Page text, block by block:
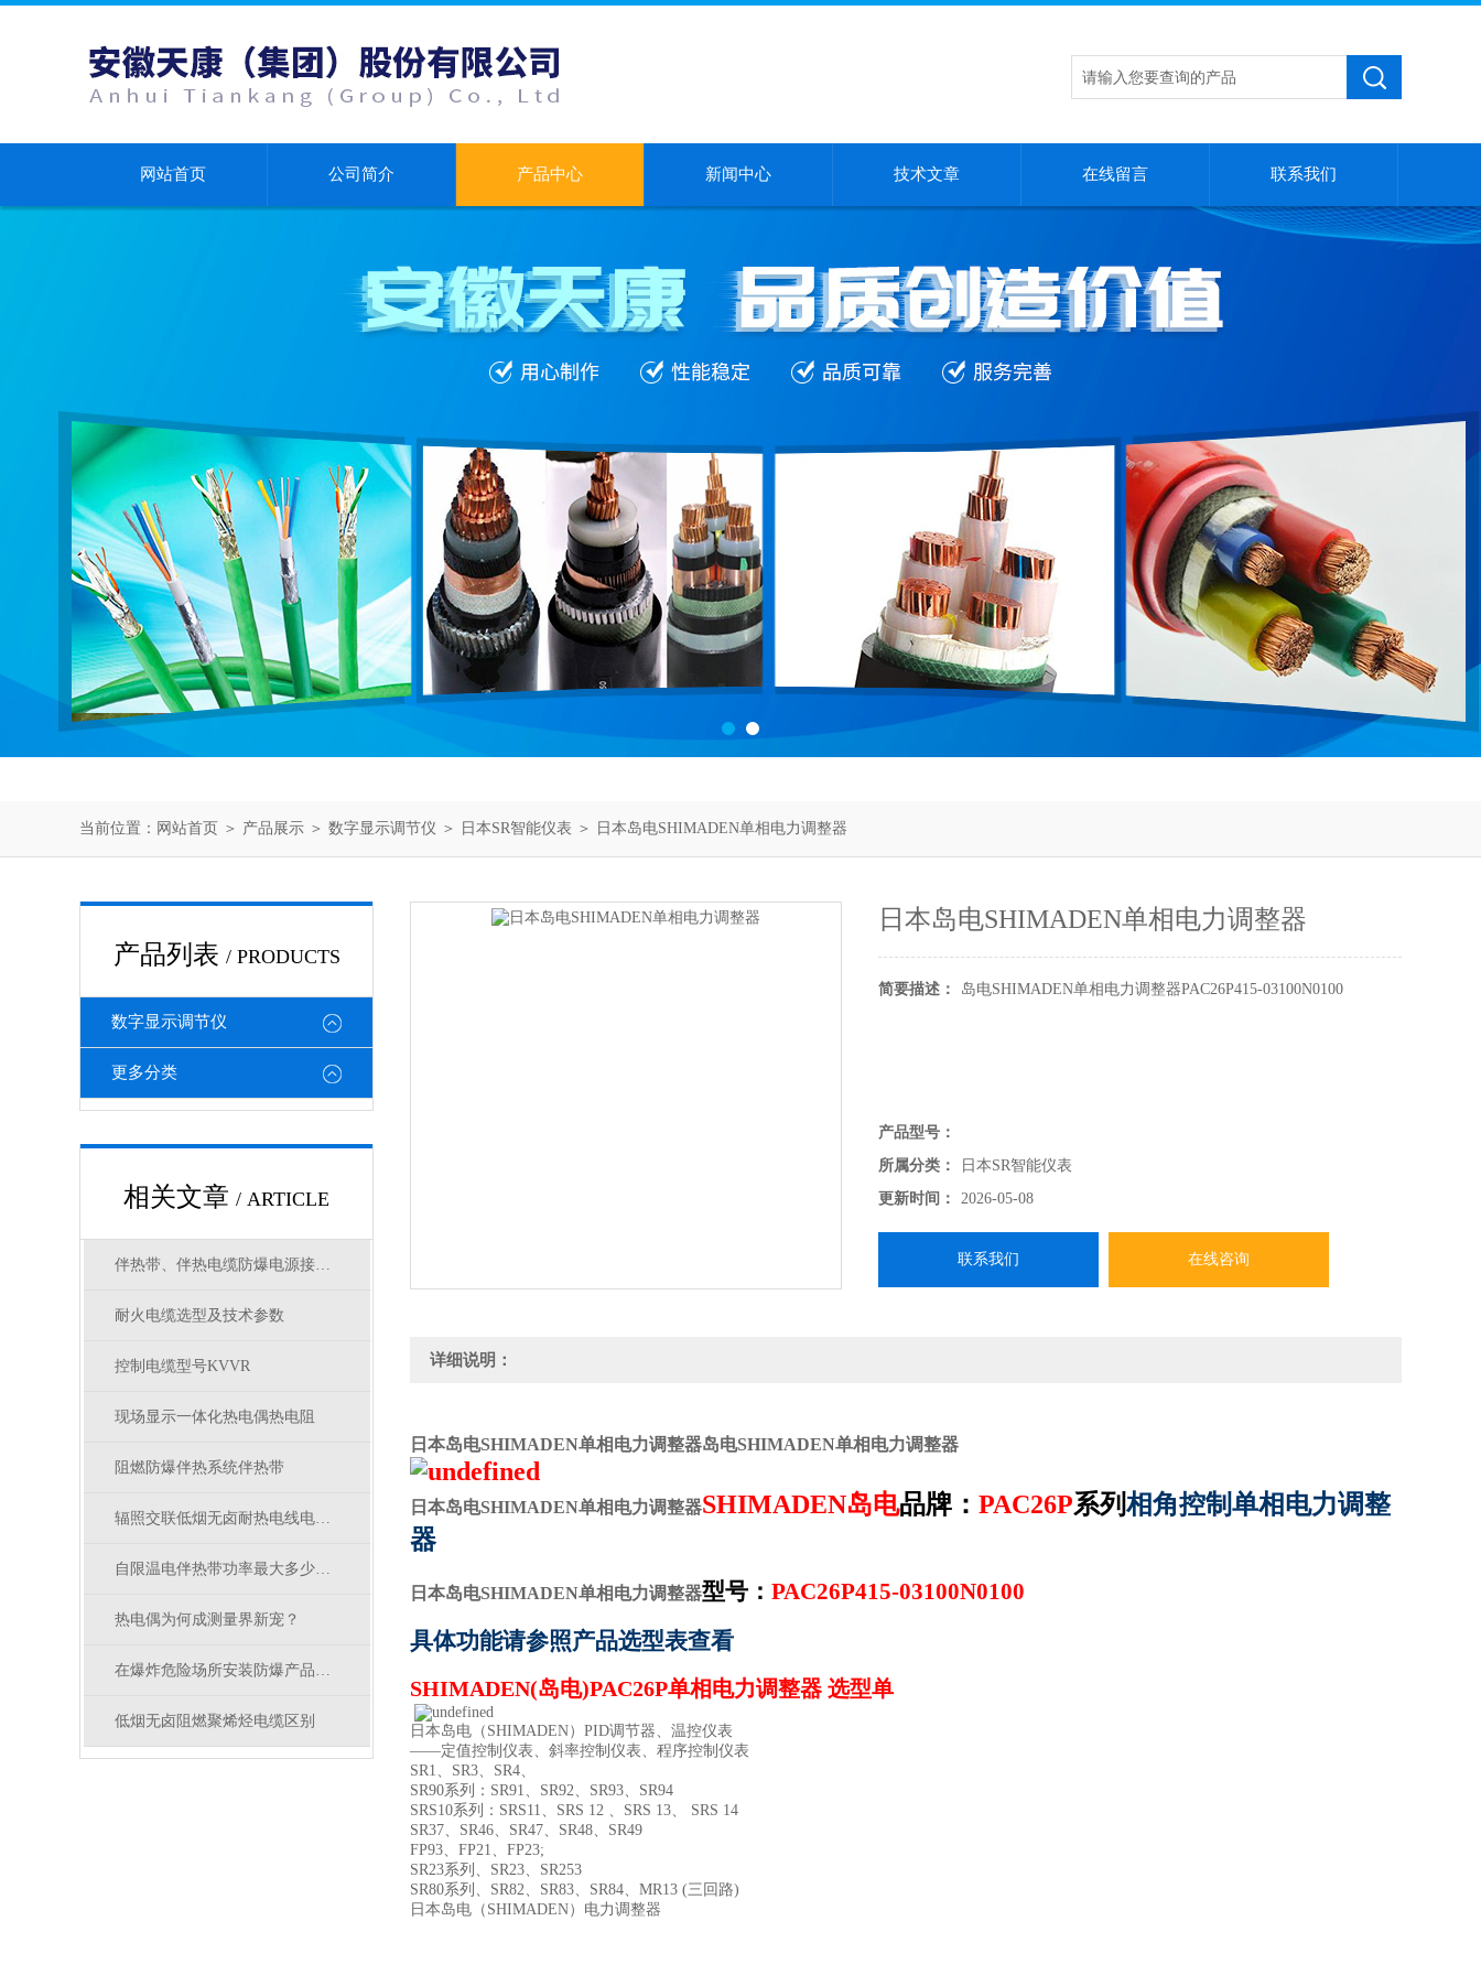
网站首页 公司简介 产品中心 新闻中心 技术文章 在线留言 联系我们
当前位置： 网站首页 ＞ 产品展示 ＞ 数字显示调节仪 ＞ 日本SR智能仪表 ＞ 日本岛电SHIMADEN单相电力调整器
产品列表 / PRODUCTS
数字显示调节仪
更多分类
相关文章 / ARTICLE
伴热带、伴热电缆防爆电源接线盒选型
耐火电缆选型及技术参数
控制电缆型号KVVR
现场显示一体化热电偶热电阻
阻燃防爆伴热系统伴热带
辐照交联低烟无卤耐热电线电缆的综合性能
自限温电伴热带功率最大多少瓦？
热电偶为何成测量界新宠？
在爆炸危险场所安装防爆产品时有哪些要求？
低烟无卤阻燃聚烯烃电缆区别
日本岛电SHIMADEN单相电力调整器
简要描述： 岛电SHIMADEN单相电力调整器PAC26P415-03100N0100
产品型号：
所属分类：
日本SR智能仪表
更新时间：
2026-05-08
联系我们 在线咨询
详细说明：
日本岛电SHIMADEN单相电力调整器岛电SHIMADEN单相电力调整器
日本岛电SHIMADEN单相电力调整器SHIMADEN岛电品牌： PAC26P系列相角控制单相电力调整
器
日本岛电SHIMADEN单相电力调整器型号： PAC26P415-03100N0100
具体功能请参照产品选型表查看
SHIMADEN(岛电)PAC26P单相电力调整器 选型单
日本岛电（SHIMADEN）PID调节器、温控仪表
——定值控制仪表、斜率控制仪表、程序控制仪表
SR1、SR3、SR4、
SR90系列：SR91、SR92、SR93、SR94
SRS10系列：SRS11、SRS 12 、SRS 13、 SRS 14
SR37、SR46、SR47、SR48、SR49
FP93、FP21、FP23;
SR23系列、SR23、SR253
SR80系列、SR82、SR83、SR84、MR13 (三回路)
日本岛电（SHIMADEN）电力调整器